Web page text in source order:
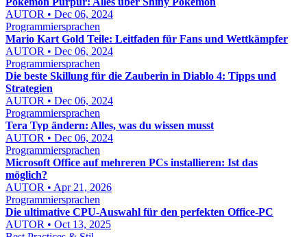
AUTOR • Dec 06, 2024
Programmiersprachen
Mario Kart Gold Teile: Leitfaden für Fans und Wettkämpfer
AUTOR • Dec 06, 2024
Programmiersprachen
Die beste Skillung für die Zauberin in Diablo 4: Tipps und
Strategien
AUTOR • Dec 06, 2024
Programmiersprachen
Tera Typ ändern: Alles, was du wissen musst
AUTOR • Dec 06, 2024
Programmiersprachen
Microsoft Office auf mehreren PCs installieren: Ist das
möglich?
AUTOR • Apr 21, 2026
Programmiersprachen
Die ultimative CPU-Auswahl für den perfekten Office-PC
AUTOR • Oct 13, 2025